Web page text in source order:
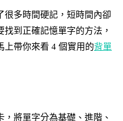
很多時間硬記，短時間內卻
到正確記憶單字的方法，
上帶你來看 4 個實用的背單
將單字分為基礎、進階、